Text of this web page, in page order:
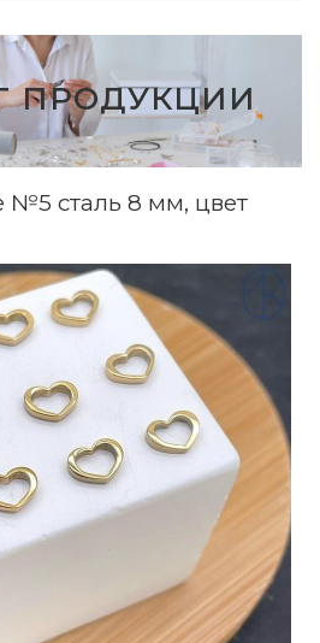
ПРОДУКЦИИ
№5 сталь 8 мм, цвет